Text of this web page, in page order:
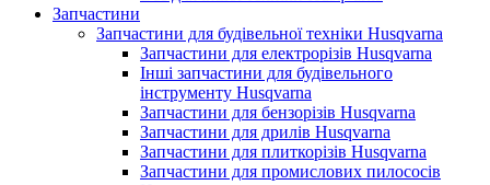
Запчастини
Запчастини для будівельної техніки Husqvarna
Запчастини для електрорізів Husqvarna
Інші запчастини для будівельного
інструменту Husqvarna
Запчастини для бензорізів Husqvarna
Запчастини для дрилів Husqvarna
Запчастини для плиткорізів Husqvarna
Запчастини для промислових пилососів